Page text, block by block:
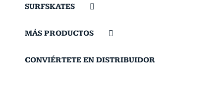
SURFSKATES
MÁS PRODUCTOS
CONVIÉRTETE EN DISTRIBUIDOR